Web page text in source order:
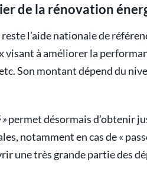
de la rénovation
reste l’aide nationale de
à améliorer la
Son montant dépend du
permet désormais d’obtenir
notamment en cas de «
une très grande partie des